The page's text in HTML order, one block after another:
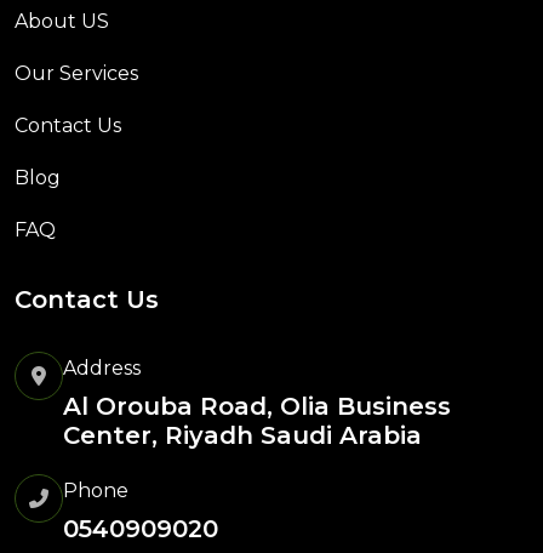
About US
Our Services
Contact Us
Blog
FAQ
Contact Us
Address
Al Orouba Road, Olia Business
Center, Riyadh Saudi Arabia
Phone
0540909020